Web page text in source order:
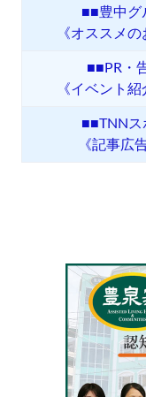
■■豊中グ
《オススメ
■■PR・
《イベント
■■TNNス
《記事広